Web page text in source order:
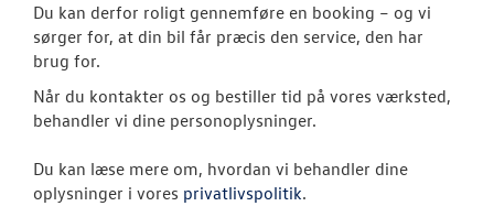
Bestil tid på
Service 5+ til
Du kan derfor roligt gennemføre en booking – og vi
sørger for, at din bil får præcis den service, den har
brug for.
Når du kontakter os og bestiller tid på vores værksted,
behandler vi dine personoplysninger.
Du kan læse mere om, hvordan vi behandler dine
oplysninger i vores privatlivspolitik.